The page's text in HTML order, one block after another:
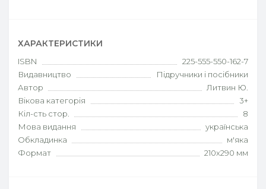
ХАРАКТЕРИСТИКИ
ISBN
225-555-550-162-7
Видавництво
Підручники і посібники
Автор
Литвин Ю.
Вікова категорія
3+
Кіл-сть стор.
8
Мова видання
українська
Обкладинка
м'яка
Формат
210х290 мм